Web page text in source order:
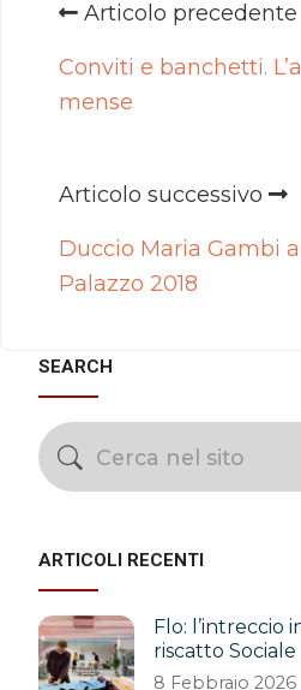
Articolo precedente
Conviti e banchetti.
mense
Articolo successivo
Duccio Maria Gambi
Palazzo 2018
SEARCH
ARTICOLI RECENTI
Flo: l’intreccio
riscatto Sociale
8 Febbraio 2026